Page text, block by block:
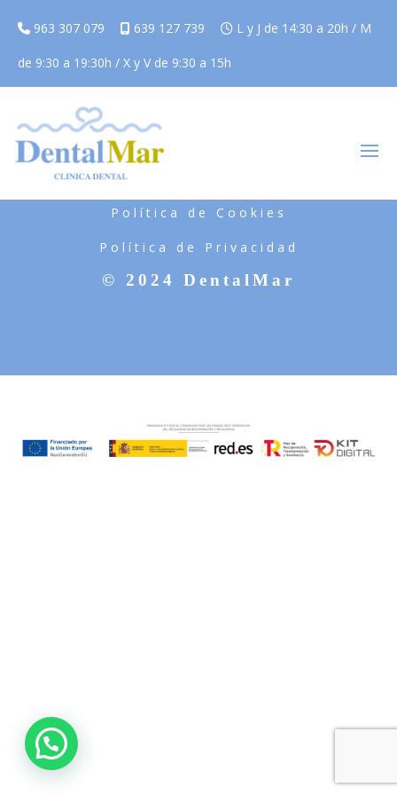
963 307 079 639 127 739 L y J de 14:30 a 20h / M
de 9:30 a 19:30h / X y V de 9:30 a 15h
Política de Cookies
Política de Privacidad
© 2024 DentalMar